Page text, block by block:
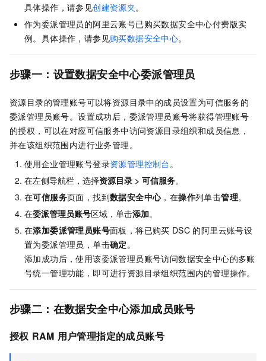
具体操作，请参见创建资源夹。
作为委派管理员的阿里云账号已购买数据安全中心付费版实
例。具体操作，请参见购买数据安全中心。
步骤一：设置数据安全中心委派管理员
资源目录的管理账号可以将资源目录中的成员设置为可信服务的
委派管理员账号。设置成功后，委派管理员账号将获得管理账号
的授权，可以在对应可信服务中访问资源目录组织和成员信息，
并在该组织范围内进行业务管理。
使用企业管理账号登录资源管理控制台 。
在左侧导航栏，选择资源目录 > 可信服务。
在可信服务页面，找到数据安全中心，在操作列单击管理。
在委派管理员账号区域，单击添加。
在添加委派管理员账号面板，将已购买 DSC 的阿里云账号设
置为委派管理员，单击确定 。
添加成功后，使用该委派管理员账号访问数据安全中心的多账
号统一管理功能，即可进行资源目录组织范围内的管理操作。
步骤二：在数据安全中心添加成员账号
授权 RAM 用户管理指定的成员账号